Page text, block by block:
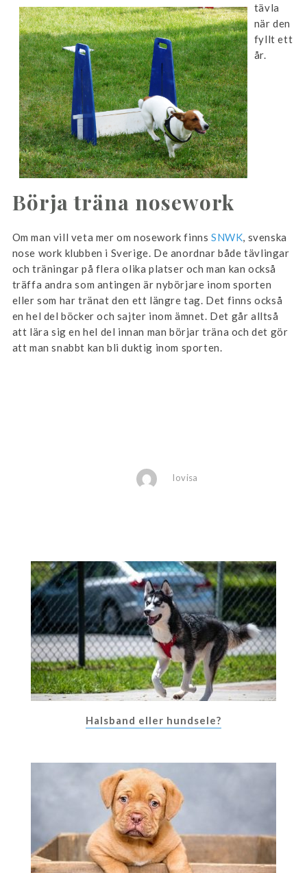
tävla
när den
fyllt ett
år.
Börja träna nosework
Om man vill veta mer om nosework finns SNWK, svenska
nose work klubben i Sverige. De anordnar både tävlingar
och träningar på flera olika platser och man kan också
träffa andra som antingen är nybörjare inom sporten
eller som har tränat den ett längre tag. Det finns också
en hel del böcker och sajter inom ämnet. Det går alltså
att lära sig en hel del innan man börjar träna och det gör
att man snabbt kan bli duktig inom sporten.
lovisa
Halsband eller hundsele?